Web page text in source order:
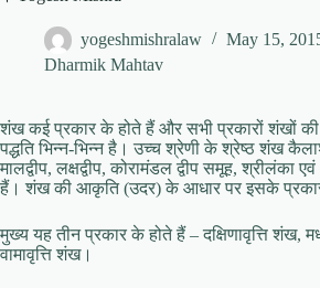
yogeshmishralaw
May 15,
Dharmik Mahtav
शंख कई प्रकार के होते हैं और सभी प्रकारों शंखों
पद्धति भिन्न-भिन्न है। उच्च श्रेणी के श्रेष्ठ शंख
मालद्वीप, लक्षद्वीप, कोरामंडल द्वीप समूह, श्रीलंका
हैं। शंख की आकृति (उदर) के आधार पर इसके
मुख्य यह तीन प्रकार के होते हैं – दक्षिणावृत्ति शंख,
वामावृत्ति शंख।